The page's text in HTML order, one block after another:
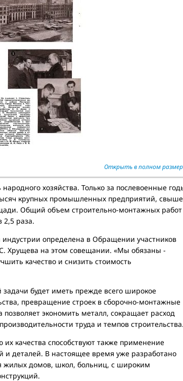
Открыть в полном
хозяйства. Только за послевоенные
крупных промышленных предприятий, свыше
Общий объем строительно-монтажных работ
2,5 раза.
определена в Обращении участников
Хрущева на этом совещании. «Мы обязаны -
качество и снизить стоимость
будет иметь прежде всего широкое
превращение строек в сборочно-монтажные
экономить металл, сокращает расход
труда и темпов строительства.
качества способствуют также применение
и деталей. В настоящее время уже разработано
жилых домов, школ, больниц, с широким